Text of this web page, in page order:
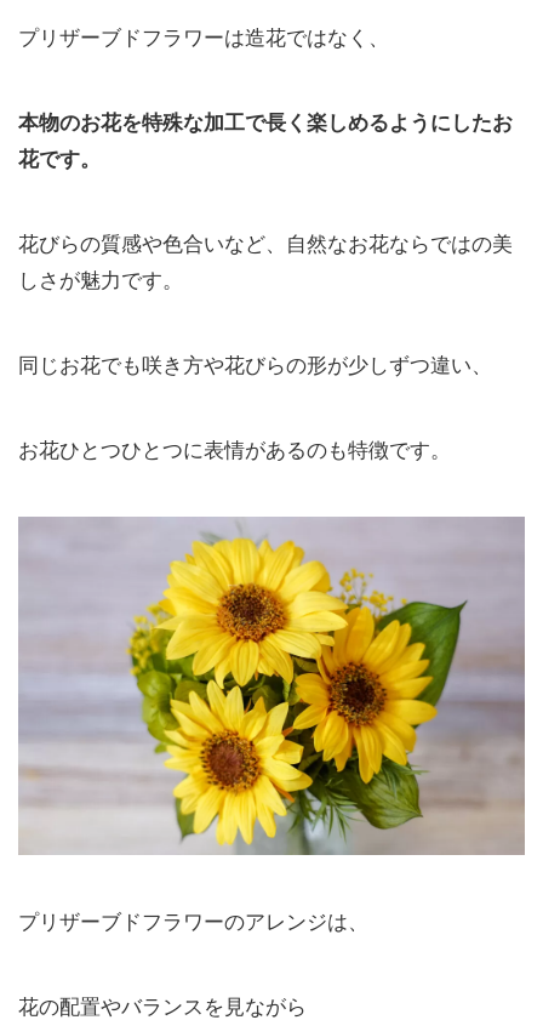
プリザーブドフラワーは造花ではなく、
本物のお花を特殊な加工で長く楽しめるようにしたお
花です。
花びらの質感や色合いなど、自然なお花ならではの美
しさが魅力です。
同じお花でも咲き方や花びらの形が少しずつ違い、
お花ひとつひとつに表情があるのも特徴です。
プリザーブドフラワーのアレンジは、
花の配置やバランスを見ながら